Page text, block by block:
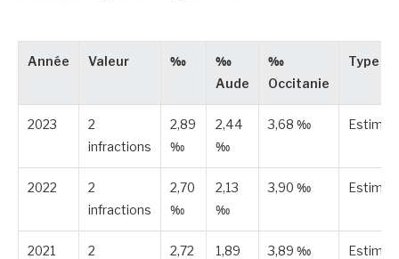
Année Valeur ‰
‰
Aude
‰
Occitanie
Type
2023
2
infractions
2,89
‰
2,44
‰
3,68 ‰ Estimée
2022
2
infractions
2,70
‰
2,13
‰
3,90 ‰ Estimée
2021
2
2,72
1,89
3,89 ‰ Estimée